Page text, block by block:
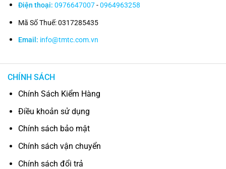
Điện thoại: 0976647007-0964963258
Mã Số Thuế: 0317285435
Email: info@tmtc.com.vn
CHÍNH SÁCH
Chính Sách Kiểm Hàng
Điều khoản sử dụng
Chính sách bảo mật
Chính sách vận chuyển
Chính sách đổi trả